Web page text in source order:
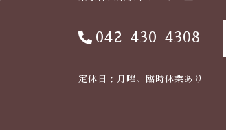
042-430-4308
定休日：月曜、臨時休業あり